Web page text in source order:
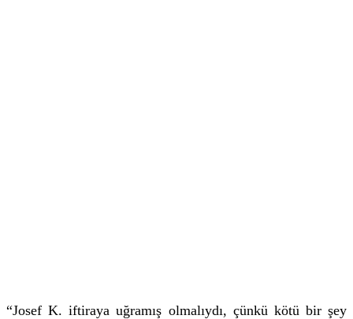
“Josef K. iftiraya uğramış olmalıydı, çünkü kötü bir şey